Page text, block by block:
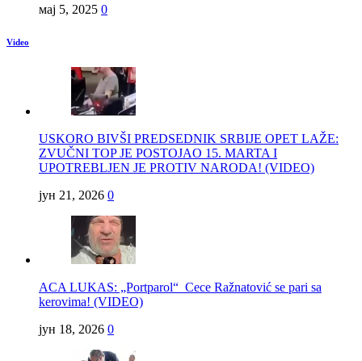
мај 5, 2025 0
Video
USKORO BIVŠI PREDSEDNIK SRBIJE OPET LAŽE:
ZVUČNI TOP JE POSTOJAO 15. MARTA I
UPOTREBLJEN JE PROTIV NARODA! (VIDEO)
јун 21, 2026 0
ACA LUKAS: „Portparol“ Cece Ražnatović se pari sa
kerovima! (VIDEO)
јун 18, 2026 0